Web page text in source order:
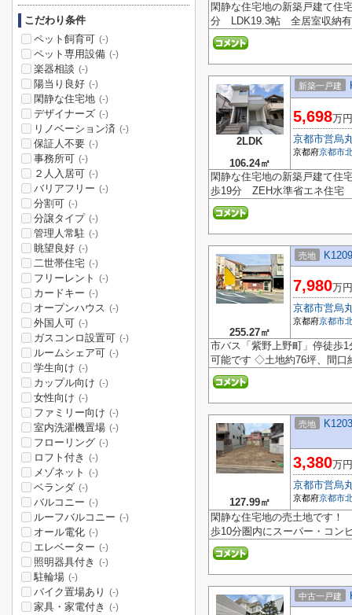
閑静な住宅地の新築戸建て
分 LDK19.3帖 全居室収納
2LDK
106.24㎡
新築一戸建
5,698万円
京都市営烏
京都府京都市
閑静な住宅地の新築戸建て
歩19分 ZEH水準省エネ住宅
255.27㎡
売地
7,980万円
京都市営烏
京都府京都市
市バス「紫野上野町」停徒歩
可能です ◇土地約76坪、間
127.99㎡
売地
3,380万円
京都市営烏
京都府京都市
閑静な住宅地の売土地です
歩10分圏内にスーパー・コ
中古一戸建
こだわり条件
ペット飼育可 (-)
ペット専用設備 (-)
楽器相談 (-)
陽当り良好 (-)
閑静な住宅地 (-)
デザイナーズ (-)
リノベーション済 (-)
保証人不要 (-)
事務所可 (-)
２人入居可 (-)
バリアフリー (-)
分割可 (-)
分譲タイプ (-)
管理人常駐 (-)
眺望良好 (-)
二世帯住宅 (-)
フリーレント (-)
カードキー (-)
オープンハウス (-)
外国人可 (-)
ガスコンロ設置可 (-)
ルームシェア可 (-)
学生向け (-)
カップル向け (-)
女性向け (-)
ファミリー向け (-)
室内洗濯機置場 (-)
フローリング (-)
ロフト付き (-)
メゾネット (-)
ベランダ (-)
バルコニー (-)
ルーフバルコニー (-)
オール電化 (-)
エレベーター (-)
照明器具付き (-)
駐輪場 (-)
バイク置場あり (-)
家具・家電付き (-)